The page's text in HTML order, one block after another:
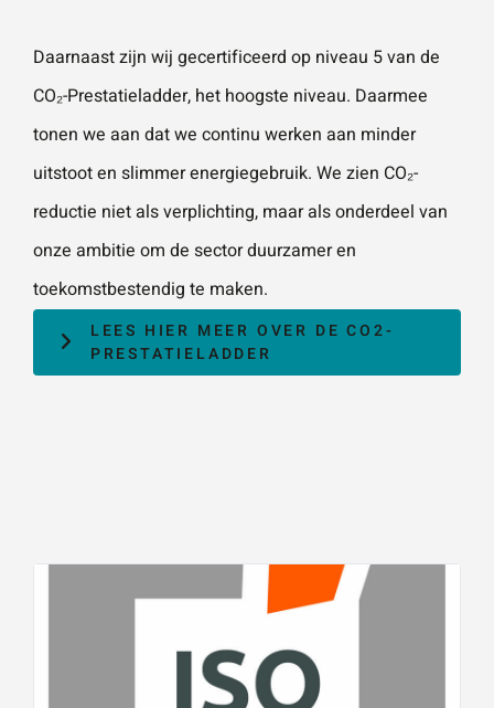
AANVRA
Daarnaast zijn wij gecertificeerd op niveau 5 van de
CO₂-Prestatieladder, het hoogste niveau. Daarmee
tonen we aan dat we continu werken aan minder
uitstoot en slimmer energiegebruik. We zien CO₂-
reductie niet als verplichting, maar als onderdeel van
onze ambitie om de sector duurzamer en
toekomstbestendig te maken.
LEES HIER MEER OVER DE CO2-
PRESTATIELADDER